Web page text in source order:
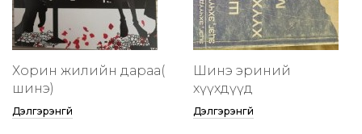
Хорин жилийн дараа(
шинэ)
Дэлгэрэнгүй
Шинэ эриний
хүүхдүүд
Дэлгэрэнгүй